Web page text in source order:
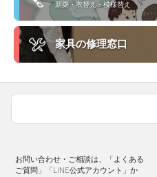
新築・衣替え・模様替え
家具の修理窓口
お問い合わせ・ご相談は、「よくある
ご質問」「LINE公式アカウント」か